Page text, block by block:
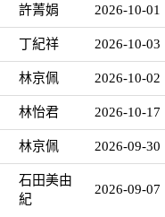
師資 開班日期
林京佩 2026-09-17
許菁娟 2026-10-01
丁紀祥 2026-10-03
林京佩
許菁娟 2026-10-01
丁紀祥 2026-10-03
林京佩 2026-10-02
林怡君 2026-10-17
林京佩 2026-09-30
石田美由
紀
2026-09-07